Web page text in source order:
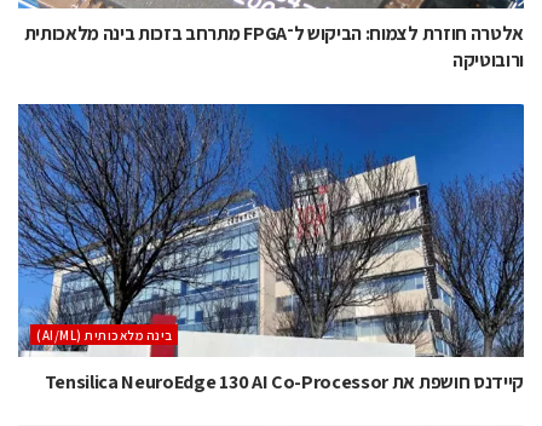
אלטרה חוזרת לצמוח: הביקוש ל־FPGA מתרחב בזכות בינה מלאכותית
ורובוטיקה
בינה מלאכותית (AI/ML)
קיידנס חושפת את Tensilica NeuroEdge 130 AI Co-Processor